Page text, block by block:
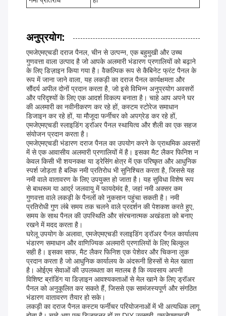
अनुप्रयोग:
एमजेएमएचडी दराज पैनल, चीन से उत्पन्न, एक बहुमुखी और उच्च
गुणवत्ता वाला उत्पाद है जो आपके अलमारी भंडारण प्रणालियों को बढ़ाने
के लिए डिज़ाइन किया गया है। वैकल्पिक रूप से कैबिनेट फ्रंट पैनल के
रूप में जाना जाने वाला, यह लकड़ी का दराज पैनल कार्यक्षमता और
सौंदर्य अपील दोनों प्रदान करता है, जो इसे विभिन्न अनुप्रयोग अवसरों
और परिदृश्यों के लिए एक आदर्श विकल्प बनाता है। चाहे आप अपने घर
की अलमारी का नवीनीकरण कर रहे हों, कस्टम स्टोरेज समाधान
डिजाइन कर रहे हों, या मौजूदा फर्नीचर को अपग्रेड कर रहे हों,
एमजेएमएचडी स्लाइडिंग ड्रॉअर पैनल स्थायित्व और शैली का एक सहज
संयोजन प्रदान करता है।
एमजेएमएचडी भंडारण दराज पैनल का उपयोग करने के प्राथमिक अवसरों
में से एक आवासीय अलमारी प्रणालियों में है। इसका मैट लैकर फिनिश न
केवल किसी भी शयनकक्ष या ड्रेसिंग क्षेत्र में एक परिष्कृत और आधुनिक
स्पर्श जोड़ता है बल्कि नमी प्रतिरोध भी सुनिश्चित करता है, जिससे यह
नमी वाले वातावरण के लिए उपयुक्त हो जाता है। यह सुविधा विशेष रूप
से बाथरूम या आर्द्र जलवायु में फायदेमंद है, जहां नमी अक्सर कम
गुणवत्ता वाले लकड़ी के पैनलों को नुकसान पहुंचा सकती है। नमी
प्रतिरोधी गुण लंबे समय तक चलने वाले प्रदर्शन की पेशकश करते हुए,
समय के साथ पैनल की उपस्थिति और संरचनात्मक अखंडता को बनाए
रखने में मदद करता है।
घरेलू उपयोग के अलावा, एमजेएमएचडी स्लाइडिंग ड्रॉअर पैनल कार्यालय
भंडारण समाधान और वाणिज्यिक अलमारी प्रणालियों के लिए बिल्कुल
सही है। इसका साफ, मैट लैकर फिनिश एक पेशेवर और चिकना लुक
प्रदान करता है जो आधुनिक कार्यालय के अंदरूनी हिस्सों से मेल खाता
है। ओईएम सेवाओं की उपलब्धता का मतलब है कि व्यवसाय अपनी
विशिष्ट ब्रांडिंग या डिज़ाइन आवश्यकताओं से मेल खाने के लिए ड्रॉअर
पैनल को अनुकूलित कर सकते हैं, जिससे एक सामंजस्यपूर्ण और संगठित
भंडारण वातावरण तैयार हो सके।
लकड़ी का दराज पैनल कस्टम फर्नीचर परियोजनाओं में भी अत्यधिक लागू